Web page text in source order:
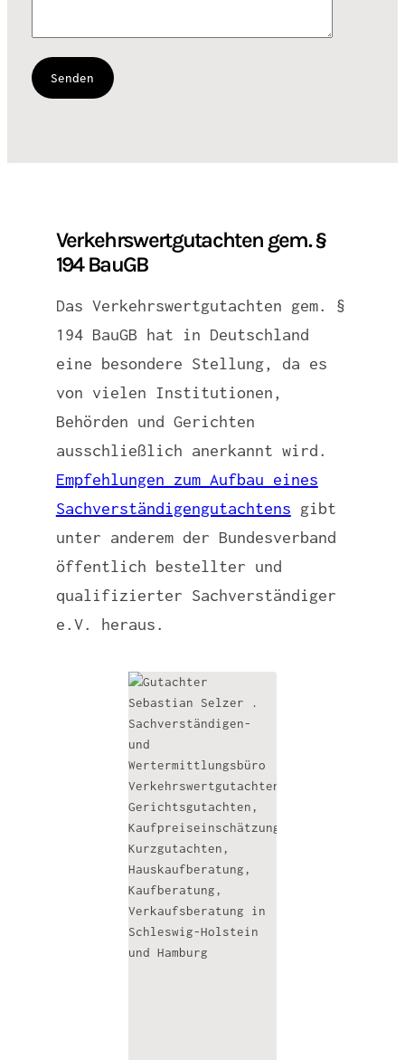
Verkehrswertgutachten gem. §
194 BauGB
Das Verkehrswertgutachten gem. §
194 BauGB hat in Deutschland
eine besondere Stellung, da es
von vielen Institutionen,
Behörden und Gerichten
ausschließlich anerkannt wird.
Empfehlungen zum Aufbau eines
Sachverständigengutachtens gibt
unter anderem der Bundesverband
öffentlich bestellter und
qualifizierter Sachverständiger
e.V. heraus.